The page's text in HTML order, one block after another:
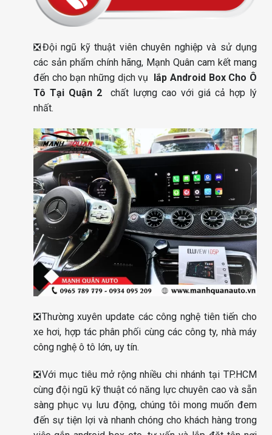
❎Đội ngũ kỹ thuật viên chuyên nghiệp và sử dụng
các sản phẩm chính hãng, Mạnh Quân cam kết mang
đến cho bạn những dịch vụ lắp Android Box Cho Ô
Tô Tại Quận 2
chất lượng cao với giá cả hợp lý
nhất.
❎Thường xuyên update các công nghệ tiên tiến cho
xe hơi, hợp tác phân phối cùng các công ty, nhà máy
công nghệ ô tô lớn, uy tín.
❎Với mục tiêu mở rộng nhiều chi nhánh tại TP.HCM
cùng đội ngũ kỹ thuật có năng lực chuyên cao và sẵn
sàng phục vụ lưu động, chúng tôi mong muốn đem
đến sự tiện lợi và nhanh chóng cho khách hàng trong